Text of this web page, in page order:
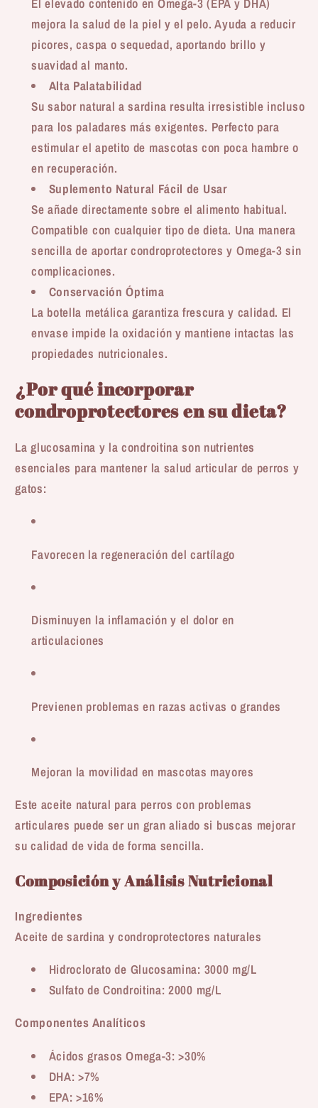
mejora la salud de la piel y el pelo. Ayuda a reducir
picores, caspa o sequedad, aportando brillo y
suavidad al manto.
Alta Palatabilidad
Su sabor natural a sardina resulta irresistible incluso
para los paladares más exigentes. Perfecto para
estimular el apetito de mascotas con poca hambre o
en recuperación.
Suplemento Natural Fácil de Usar
Se añade directamente sobre el alimento habitual.
Compatible con cualquier tipo de dieta. Una manera
sencilla de aportar condroprotectores y Omega-3 sin
complicaciones.
Conservación Óptima
La botella metálica garantiza frescura y calidad. El
envase impide la oxidación y mantiene intactas las
propiedades nutricionales.
¿Por qué incorporar
condroprotectores en su dieta?
La glucosamina y la condroitina son nutrientes
esenciales para mantener la salud articular de perros y
gatos:
Favorecen la regeneración del cartílago
Disminuyen la inflamación y el dolor en
articulaciones
Previenen problemas en razas activas o grandes
Mejoran la movilidad en mascotas mayores
Este aceite natural para perros con problemas
articulares puede ser un gran aliado si buscas mejorar
su calidad de vida de forma sencilla.
Composición y Análisis Nutricional
Ingredientes
Aceite de sardina y condroprotectores naturales
Hidroclorato de Glucosamina: 3000 mg/L
Sulfato de Condroitina: 2000 mg/L
Componentes Analíticos
Ácidos grasos Omega-3: >30%
DHA: >7%
EPA: >16%